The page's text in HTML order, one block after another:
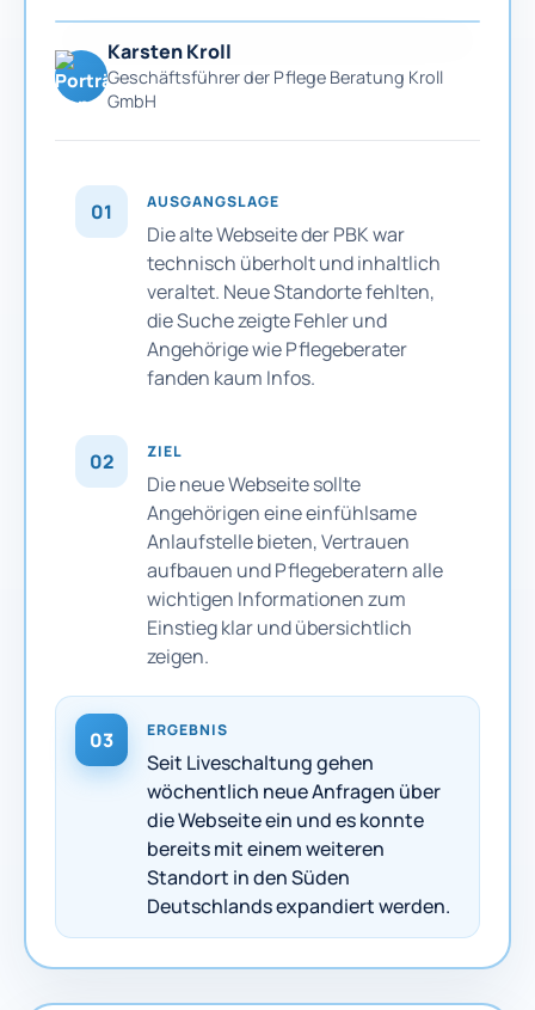
Karsten Kroll
Geschäftsführer der Pflege Beratung Kroll
GmbH
01 AUSGANGSLAGE
Die alte Webseite der PBK war
technisch überholt und inhaltlich
veraltet. Neue Standorte fehlten,
die Suche zeigte Fehler und
Angehörige wie Pflegeberater
fanden kaum Infos.
02 ZIEL
Die neue Webseite sollte
Angehörigen eine einfühlsame
Anlaufstelle bieten, Vertrauen
aufbauen und Pflegeberatern alle
wichtigen Informationen zum
Einstieg klar und übersichtlich
zeigen.
03 ERGEBNIS
Seit Liveschaltung gehen
wöchentlich neue Anfragen über
die Webseite ein und es konnte
bereits mit einem weiteren
Standort in den Süden
Deutschlands expandiert werden.